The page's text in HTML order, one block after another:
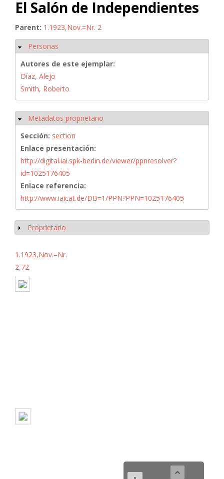
El Salón de Independientes
Parent: 1.1923,Nov.=Nr. 2
Ocultar
Personas
Autores de este ejemplar:
Díaz, Alejo
Smith, Roberto
Ocultar
Metadatos proprietario
Sección: section
Enlace presentación:
http://digital.iai.spk-berlin.de/viewer/ppnresolver?
id=1025176405
Enlace referencia:
http://www.iaicat.de/DB=1/PPN?PPN=1025176405
Mostrar
Proprietario
1.1923,Nov.=Nr.
2,72